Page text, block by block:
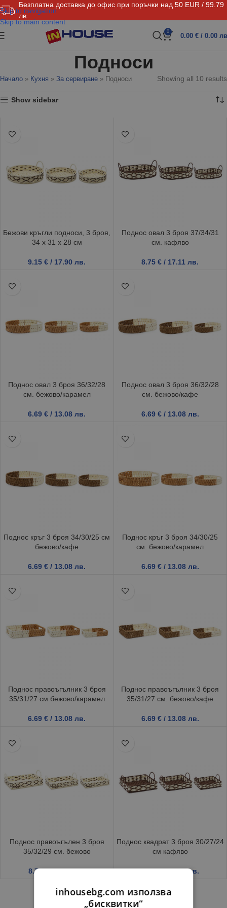
Безплатна доставка до офис при поръчки над 50 EUR / 99.79
лв.
Skip to navigation
Skip to main content
0
0.00 € / 0.00
Подноси
Начало » Кухня » За сервиране » Подноси Showing all 10 results
Show sidebar
Бежови кръгли подноси, 3 броя,
34 х 31 х 28 см
9.15€ / 17.90 лв.
Поднос овал 3 броя 37/34/31
см. кафяво
8.75€ / 17.11 лв.
Поднос овал 3 броя 36/32/28
см. бежово/карамел
6.69€ / 13.08 лв.
Поднос овал 3 броя 36/32/28
см. бежово/кафе
6.69 € / 13.08 лв.
Поднос кръг 3 броя 34/30/25 см
бежово/кафе
6.69€ / 13.08 лв.
Поднос кръг 3 броя 34/30/25
см. бежово/карамел
6.69 € / 13.08 лв.
Поднос правоъгълник 3 броя
35/31/27 см бежово/карамел
6.69€ / 13.08 лв.
Поднос правоъгълник 3 броя
35/31/27 см. бежово/кафе
6.69 € / 13.08 лв.
Поднос правоъгълен 3 броя
35/32/29 см. бежово
8.75€ / 17.11 лв.
Поднос квадрат 3 броя 30/27/24
см кафяво
9.15€ / 17.90 лв.
inhousebg.com използва
„бисквитки“